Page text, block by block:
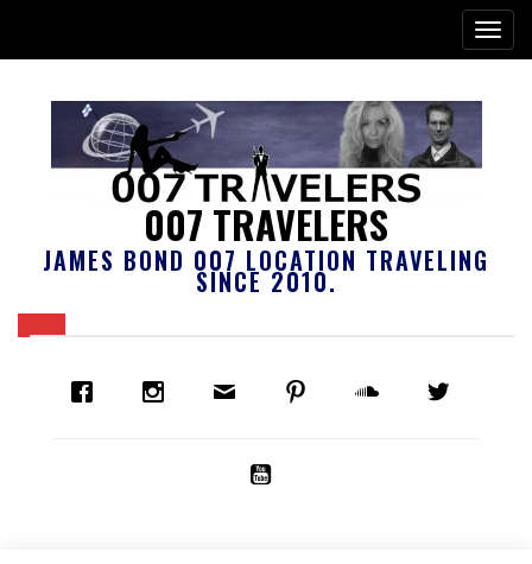
007 TRAVELERS
JAMES BOND 007 LOCATION TRAVELING
SINCE 2010.